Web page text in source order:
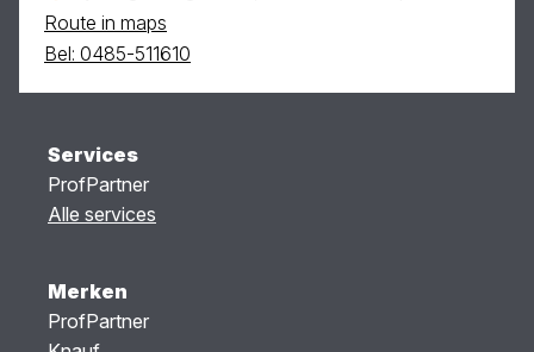
Route in maps
Bel: 0485-511610
Services
ProfPartner
Alle services
Merken
ProfPartner